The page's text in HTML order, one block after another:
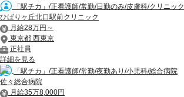
「駅チカ」/正看護師/常勤/日勤のみ/皮膚科/クリニック
ひばりヶ丘北口駅前クリニック
月給28万円～
東京都 西東京
正社員
詳細を見る
「駅チカ」/正看護師/常勤/夜勤あり/小児科/総合病院
佐々総合病院
月給35万8,000円